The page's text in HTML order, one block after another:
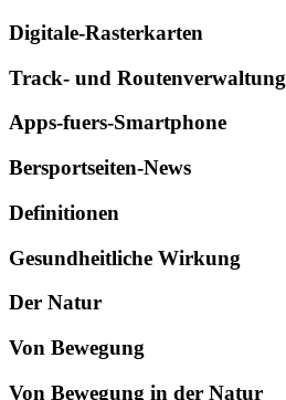
Digitale-Rasterkarten
Track- und Routenverwaltung
Apps-fuers-Smartphone
Bersportseiten-News
Definitionen
Gesundheitliche Wirkung
Der Natur
Von Bewegung
Von Bewegung in der Natur